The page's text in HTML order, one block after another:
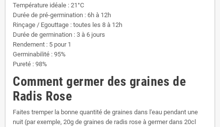
Température idéale : 21°C
Durée de pré-germination : 6h à 12h
Rinçage / Egouttage : toutes les 8 à 12h
Durée de germination : 3 à 6 jours
Rendement : 5 pour 1
Germinabilité : 95%
Pureté : 98%
Comment germer des graines de
Radis Rose
Faites tremper la bonne quantité de graines dans l'eau pendant une
nuit (par exemple, 20g de graines de radis rose à germer dans 20cl